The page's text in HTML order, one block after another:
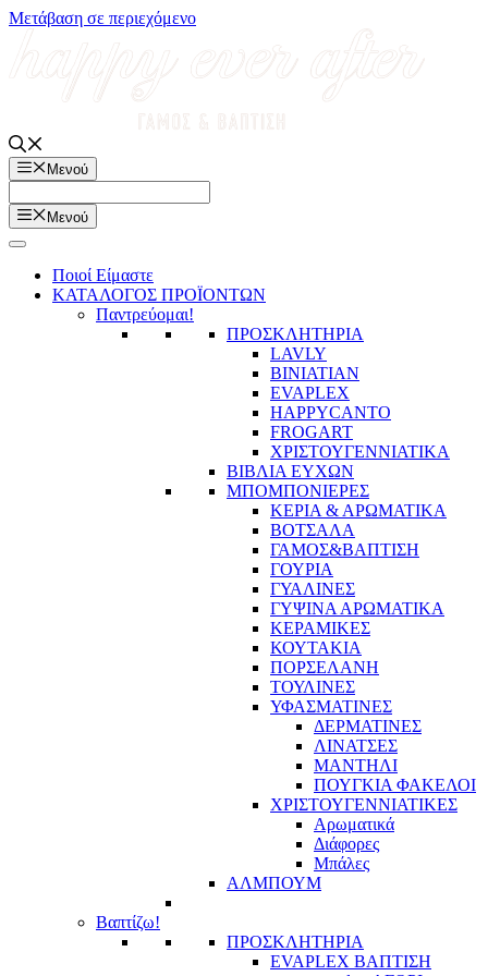
Μετάβαση σε περιεχόμενο
Μενού
Μενού
Ποιοί Είμαστε
ΚΑΤΑΛΟΓΟΣ ΠΡΟΪΟΝΤΩΝ
Παντρεύομαι!
ΠΡΟΣΚΛΗΤΗΡΙΑ
LAVLY
BINIATIAN
EVAPLEX
HAPPYCANTO
FROGART
ΧΡΙΣΤΟΥΓΕΝΝΙΑΤΙΚΑ
ΒΙΒΛΙΑ ΕΥΧΩΝ
ΜΠΟΜΠΟΝΙΕΡΕΣ
ΚΕΡΙΑ & ΑΡΩΜΑΤΙΚΑ
ΒΟΤΣΑΛΑ
ΓΑΜΟΣ&ΒΑΠΤΙΣΗ
ΓΟΥΡΙΑ
ΓΥΑΛΙΝΕΣ
ΓΥΨΙΝΑ ΑΡΩΜΑΤΙΚΑ
ΚΕΡΑΜΙΚΕΣ
ΚΟΥΤΑΚΙΑ
ΠΟΡΣΕΛΑΝΗ
ΤΟΥΛΙΝΕΣ
ΥΦΑΣΜΑΤΙΝΕΣ
ΔΕΡΜΑΤΙΝΕΣ
ΛΙΝΑΤΣΕΣ
ΜΑΝΤΗΛΙ
ΠΟΥΓΚΙΑ ΦΑΚΕΛΟΙ
ΧΡΙΣΤΟΥΓΕΝΝΙΑΤΙΚΕΣ
Αρωματικά
Διάφορες
Μπάλες
ΑΛΜΠΟΥΜ
Βαπτίζω!
ΠΡΟΣΚΛΗΤΗΡΙΑ
EVAPLEX ΒΑΠΤΙΣΗ